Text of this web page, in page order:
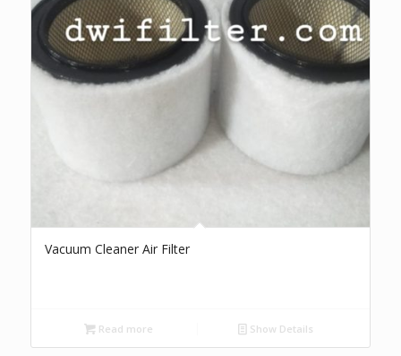
Vacuum Cleaner Air Filter
Read more Show Details